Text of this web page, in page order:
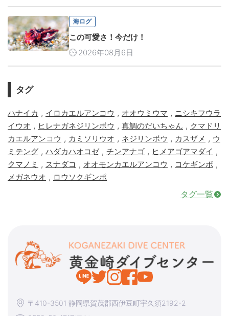
海ログ
この可愛さ！今だけ！
2026年08月6日
タグ
ハナイカ , イロカエルアンコウ , オオウミウマ , ニシキフウラ
イウオ , ヒレナガネジリンボウ , 真鯛のだいちゃん , クマドリ
カエルアンコウ , カミソリウオ , ネジリンボウ , カスザメ , ウ
ミテング , ハダカハオコゼ, チンアナゴ , ヒメアゴアマダイ ,
クマノミ , スナダコ , オオモンカエルアンコウ , コケギンポ ,
メガネウオ , ロウソクギンポ
タグ一覧
〒410-3501 静岡県賀茂郡西伊豆町宇久須2192-2